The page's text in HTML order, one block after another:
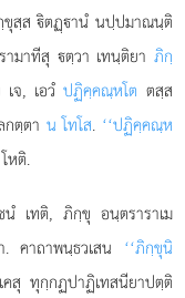
สฺส ิตฏฺานํ นปฺปมาณนฺติ
มาทีสุ ตฺวา เทนฺติยา ภิกฺ
เจ, เอวํปฏิคฺคณฺหโต ตสฺส
ตฺตา น โทโส. ‘‘ปฏิคฺคณฺห
หติ.
เทติ, ภิกฺขุ อนฺตราราเม
าถาพนฺธวเสน ‘‘ภิกฺขุนิ
สุ ทุกฺกฏปาฏิเทสนียาปตฺติ